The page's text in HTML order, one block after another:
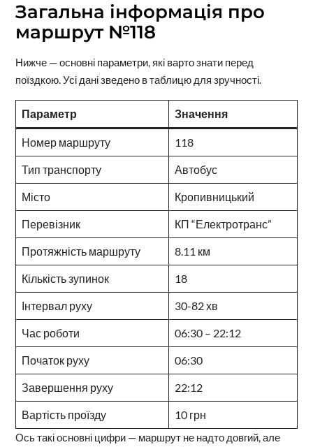
Загальна інформація про
маршрут №118
Нижче — основні параметри, які варто знати перед
поїздкою. Усі дані зведено в таблицю для зручності.
Параметр Значення
Номер маршруту 118
Тип транспорту Автобус
Місто Кропивницький
Перевізник КП “Електротранс”
Протяжність маршруту 8.11 км
Кількість зупинок 18
Інтервал руху 30-82 хв
Час роботи 06:30 – 22:12
Початок руху 06:30
Завершення руху 22:12
Вартість проїзду 10 грн
Ось такі основні цифри — маршрут не надто довгий, але